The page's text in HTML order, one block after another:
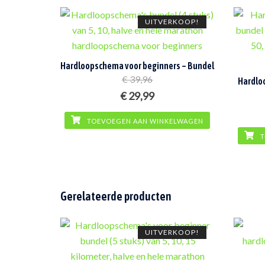
UITVERKOOP!
Hardloopschema voor beginners – Bundel
€39,96
Oorspronkelijke
prijs
was:
€29,99Huidige
prijs
is:
TOEVOEGEN AAN WINKELWAGEN
Gerelateerde producten
UITVERKOOP!